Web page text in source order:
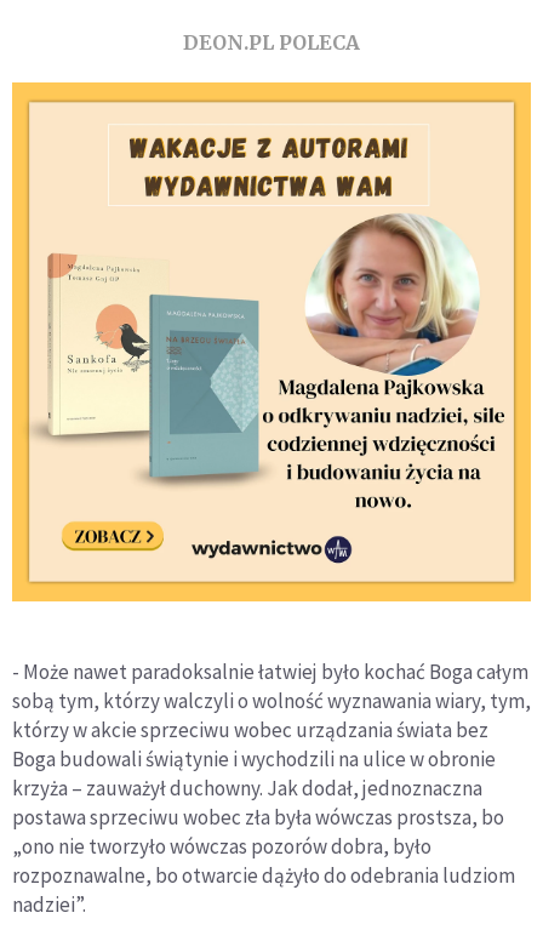
DEON.PL POLECA
- Może nawet paradoksalnie łatwiej było kochać Boga całym
sobą tym, którzy walczyli o wolność wyznawania wiary, tym,
którzy w akcie sprzeciwu wobec urządzania świata bez
Boga budowali świątynie i wychodzili na ulice w obronie
krzyża – zauważył duchowny. Jak dodał, jednoznaczna
postawa sprzeciwu wobec zła była wówczas prostsza, bo
„ono nie tworzyło wówczas pozorów dobra, było
rozpoznawalne, bo otwarcie dążyło do odebrania ludziom
nadziei”.